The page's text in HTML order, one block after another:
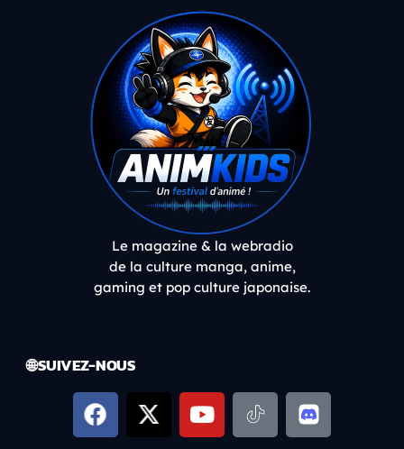
Le magazine & la webradio
de la culture manga, anime,
gaming et pop culture japonaise.
🌐 SUIVEZ-NOUS